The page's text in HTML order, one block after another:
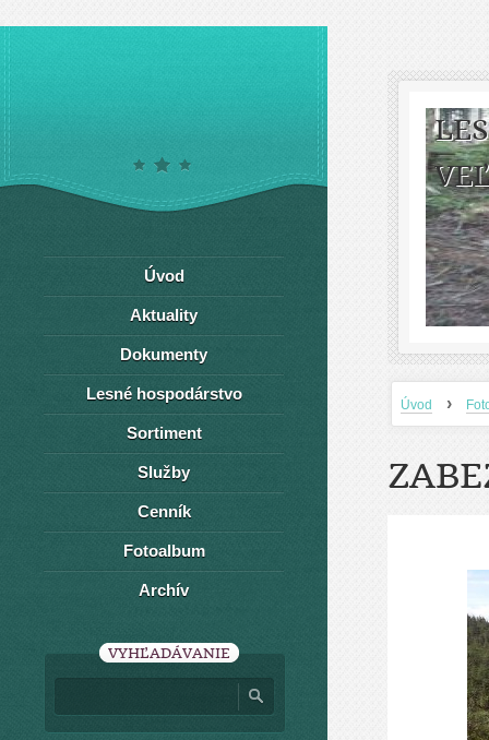
Úvod ›
Úvod
Aktuality
Dokumenty
Lesné hospodárstvo
Sortiment
Služby
Cenník
Fotoalbum
Archív
VYHĽADÁVANIE